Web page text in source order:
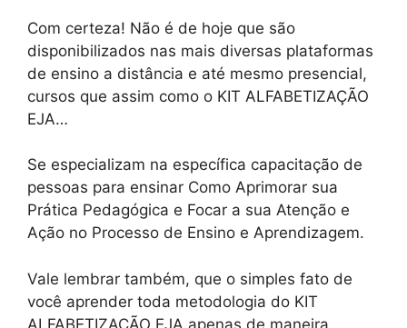
Com certeza! Não é de hoje que são
disponibilizados nas mais diversas plataformas
de ensino a distância e até mesmo presencial,
cursos que assim como o KIT ALFABETIZAÇÃO
EJA…
Se especializam na específica capacitação de
pessoas para ensinar Como Aprimorar sua
Prática Pedagógica e Focar a sua Atenção e
Ação no Processo de Ensino e Aprendizagem.
Vale lembrar também, que o simples fato de
você aprender toda metodologia do KIT
ALFABETIZAÇÃO EJA apenas de maneira